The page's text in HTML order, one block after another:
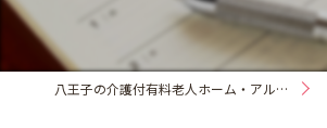
八王子の介護付有料老人ホーム・アルジャンメゾン紅梅